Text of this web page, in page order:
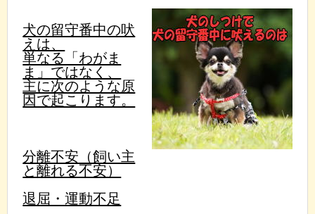
犬の留守番中の吠
えは、
単なる「わがま
ま」ではなく、
主に次のような原
因で起こります。
分離不安（飼い主
と離れる不安）
退屈・運動不足